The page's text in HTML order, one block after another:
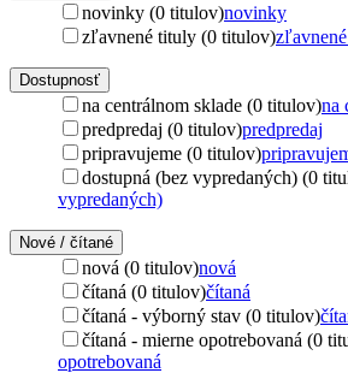
novinky (0 titulov)novinky
zľavnené tituly (0 titulov)
Dostupnosť
na centrálnom sklade (0 titulov)na
predpredaj (0 titulov)predpredaj
pripravujeme (0 titulov)
dostupná (bez vypredaných) (0
vypredaných)
Nové / čítané
nová (0 titulov)nová
čítaná (0 titulov)čítaná
čítaná - výborný stav (0 titulov)
čítaná - mierne opotrebovaná (0
opotrebovaná